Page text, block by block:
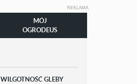
REKLAMA
MÓJ
OGRODEUS
WILGOTNOŚĆ GLEBY